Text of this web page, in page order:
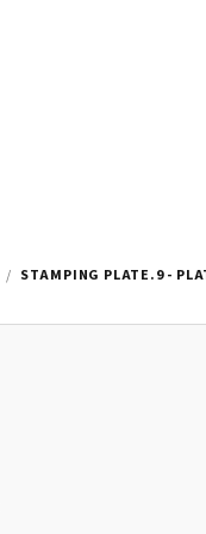
/ STAMPING PLATE.9 -